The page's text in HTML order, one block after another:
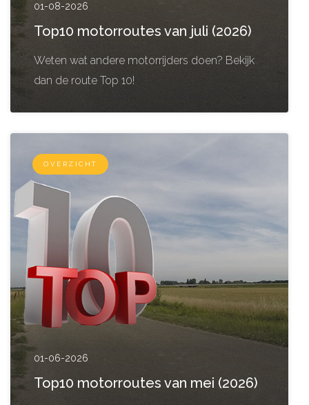
01-08-2026
Top10 motorroutes van juli (2026)
Weten wat andere motorrijders doen? Bekijk
dan de route Top 10!
OVERZICHT
01-06-2026
Top10 motorroutes van mei (2026)